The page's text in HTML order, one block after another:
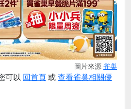
圖片來源 雀巢
可以 回首頁 或 查看雀巢相關優